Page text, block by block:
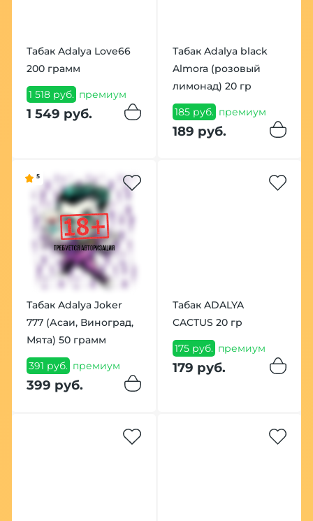
Табак Adalya Love66
200 грамм
1 518 руб. премиум
1 549 руб.
Табак Adalya black
Almora (розовый
лимонад) 20 гр
185 руб. премиум
189 руб.
5
Табак Adalya Joker
777 (Асаи, Виноград,
Мята) 50 грамм
391 руб. премиум
399 руб.
Табак ADALYA
CACTUS 20 гр
175 руб. премиум
179 руб.